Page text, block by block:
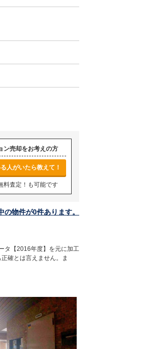
ン売却をお考えの方
人がいたら教えて！
料査定！も可能です
物件が0件あります。
タ【2016年度】を元に加工
確とは言えません。ま